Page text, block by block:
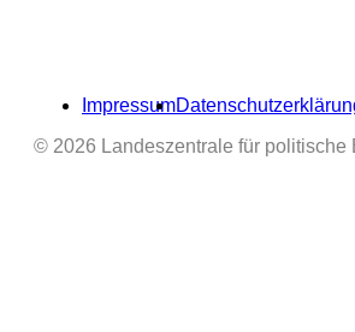
Impressum
© 2026 Landeszentrale für politische